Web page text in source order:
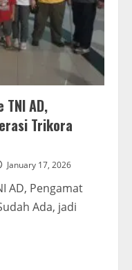
AD,
Trikora
January 17, 2026
AD, Pengamat
Ada, jadi